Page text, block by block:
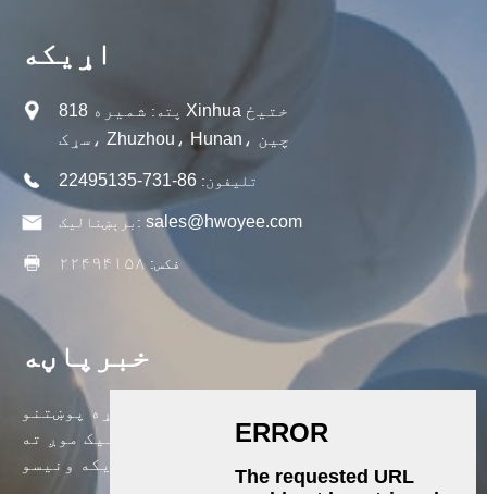
اړیکه
پته:
شمیره 818 Xinhua ختیځ
سړک، Zhuzhou، Hunan، چین
تلیفون: 86-731-22495135
برېښناليک: sales@hwoyee.com
فکس: ۲۲۴۹۴۱۵۸
خبرپاڼه
زموږ د محصولاتو یا قیمت لیست په اړه پوښتنو
لپاره ، مهرباني وکړئ خپل بریښنالیک موږ ته